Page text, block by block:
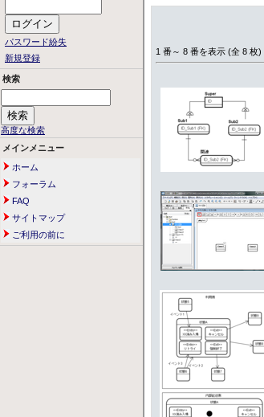
パスワード紛失
新規登録
検索
高度な検索
メインメニュー
ホーム
フォーラム
FAQ
サイトマップ
ご利用の前に
1 番～ 8 番を表示 (全 8 枚)